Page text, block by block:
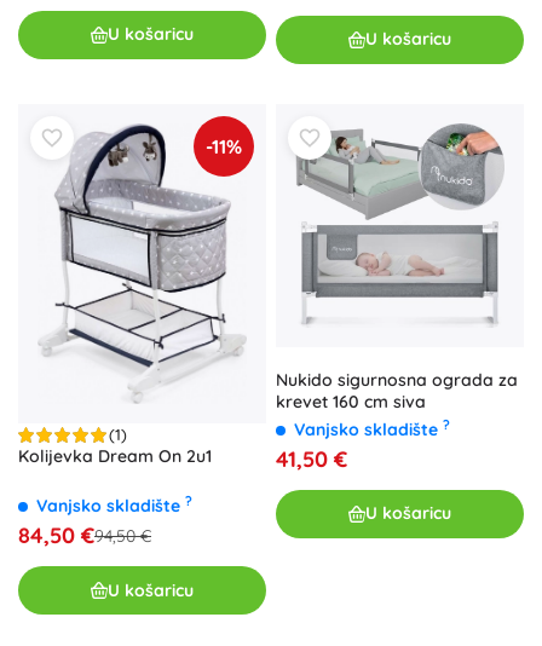
U košaricu U košaricu
-11%
(1)
Kolijevka Dream On 2u1
Vanjsko skladište ?
84,50 €94,50 €
U košaricu
Nukido sigurnosna ograda za
krevet 160 cm siva
Vanjsko skladište ?
41,50 €
U košaricu